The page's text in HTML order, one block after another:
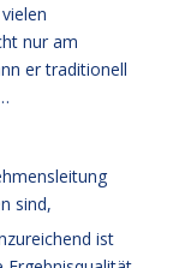
nur am
er traditionell
sind,
ist